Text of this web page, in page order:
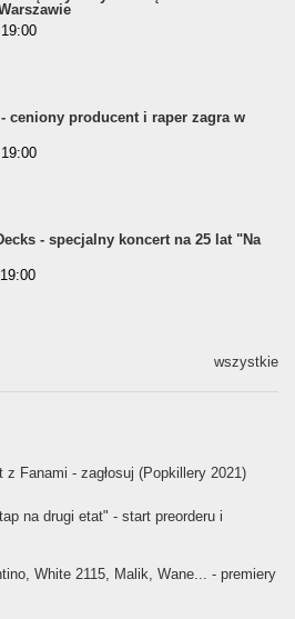
ceniony producent i raper zagra w
- specjalny koncert na 25 lat "Na
wszystkie
Fanami - zagłosuj (Popkillery 2021)
na drugi etat" - start preorderu i
White 2115, Malik, Wane... - premiery